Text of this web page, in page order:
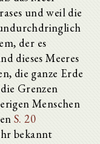
und weil die
der es
dieses Meeres
die ganze Erde
Grenzen
Menschen
S. 20
bekannt